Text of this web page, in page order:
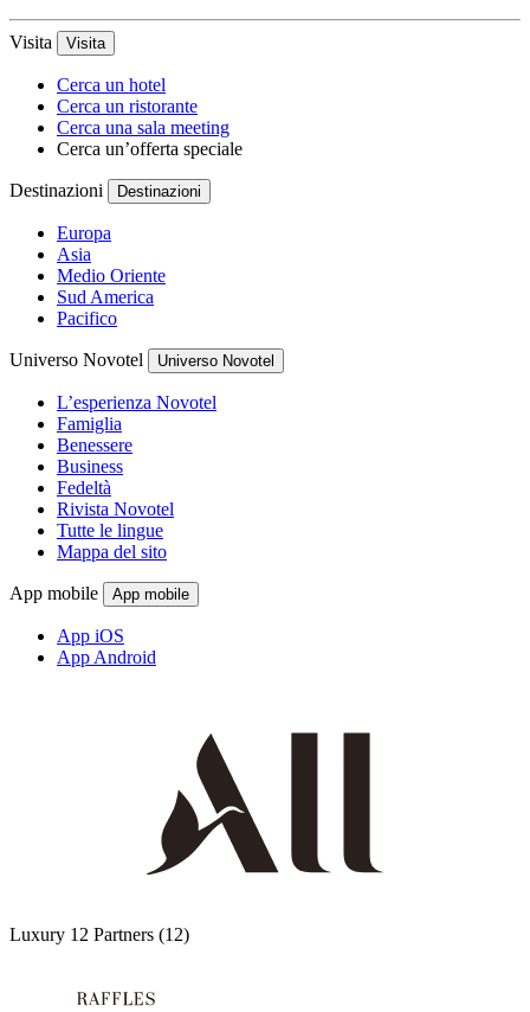
Visita Visita
Cerca un hotel
Cerca un ristorante
Cerca una sala meeting
Cerca un’offerta speciale
Destinazioni Destinazioni
Europa
Asia
Medio Oriente
Sud America
Pacifico
Universo Novotel Universo Novotel
L’esperienza Novotel
Famiglia
Benessere
Business
Fedeltà
Rivista Novotel
Tutte le lingue
Mappa del sito
App mobile App mobile
App iOS
App Android
Luxury 12 Partners (12)